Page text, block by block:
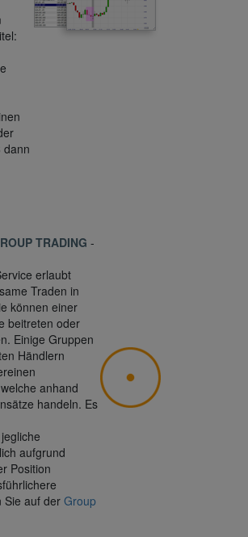
dann
TRADING -
erlaubt
Traden in
können einer
beitreten oder
Einige Gruppen
Händlern
anhand
handeln. Es
aufgrund
Position
Sie auf der Group